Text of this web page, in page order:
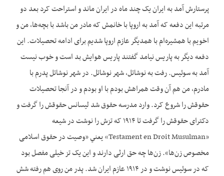
پرستارش آمد به ایران یک چند ماه در ایران ماند و استراحت کرد بعد دو
مرتبه این دفعه که آمد به اروپا با خانمش که مادر من باشد با بچه‌ها، من و
اخويم با همشیره‌ام با همدیگر عازم اروپا شدیم برای ادامه تحصيلات. این
دفعه دیگر به پاریس نیامد گفتند پاریس هوایش بد است و خوب نیست
آمد به سوئیس. رفت به نوشاتل، شهر نوشاتل. در شهر نوشاتل پدرم با
مادرم، من هم آن وقت همراهش بودم با او بودم و در آنجا تحصيلات
حقوقش را شروع کرد. وارد مدرسه حقوق شد لیسانس حقوقش را گرفت و
دکترای حقوقش را گرفت تا ۱۹۱۴ که تزش را نوشت در شیعه
«Testament en Droit Musulman» يعني «وصیت در حقوق اسلامی
مخصوص زن‌ها». زن‌ها چه حق ارثی دارند و این یک تز خیلی مفصل بود
که در سوئیس نوشت و در ۱۹۱۴ عازم ایران شد. پدر من روی هم رفته شش